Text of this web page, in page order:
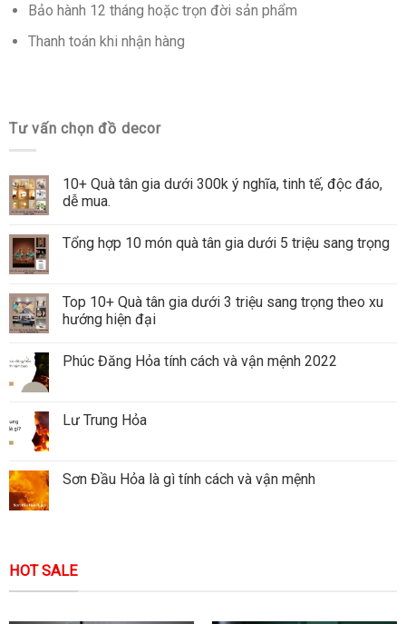
Bảo hành 12 tháng hoặc trọn đời sản phẩm
Thanh toán khi nhận hàng
Tư vấn chọn đồ decor
10+ Quà tân gia dưới 300k ý nghĩa, tinh tế, độc đáo,
dễ mua.
Tổng hợp 10 món quà tân gia dưới 5 triệu sang trọng
Top 10+ Quà tân gia dưới 3 triệu sang trọng theo xu
hướng hiện đại
Phúc Đăng Hỏa tính cách và vận mệnh 2022
Lư Trung Hỏa
Sơn Đầu Hỏa là gì tính cách và vận mệnh
HOT SALE